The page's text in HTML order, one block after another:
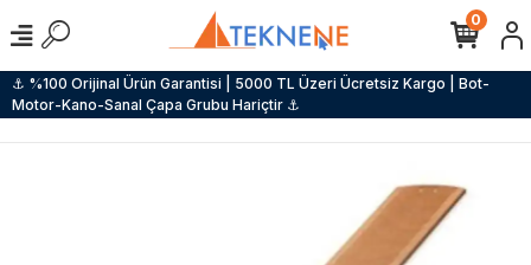
⚓ %100 Orijinal Ürün Garantisi | 5000 TL Üzeri Ücretsiz Kargo | Bot-
Motor-Kano-Sanal Çapa Grubu Hariçtir ⚓
0